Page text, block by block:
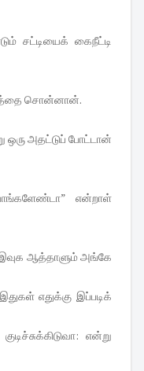
சட்டியைக் கைநீட்டி
சொன்னான்.
ஒரு அதட்டுப் போட்டான்
என்றாள்
ஆத்தாளும் அங்கே
எதுக்கு இப்படிக்
என்று